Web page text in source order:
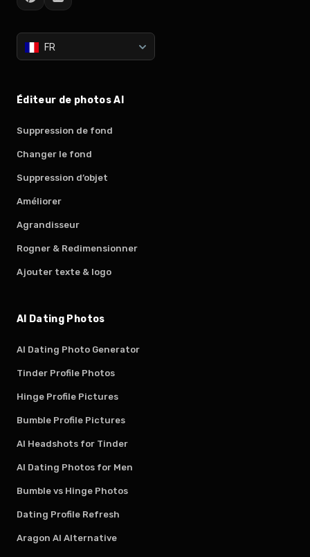
FR
Éditeur de photos AI
Suppression de fond
Changer le fond
Suppression d’objet
Améliorer
Agrandisseur
Rogner & Redimensionner
Ajouter texte & logo
AI Dating Photos
AI Dating Photo Generator
Tinder Profile Photos
Hinge Profile Pictures
Bumble Profile Pictures
AI Headshots for Tinder
AI Dating Photos for Men
Bumble vs Hinge Photos
Dating Profile Refresh
Aragon AI Alternative